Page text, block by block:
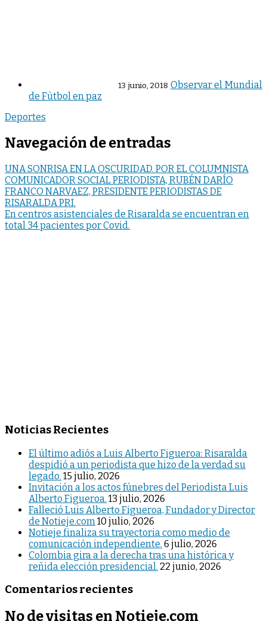
13 junio, 2018 Observar el Mundial
de Fùtbol en paz
Deportes
Navegación de entradas
UNA SONRISA EN LA OSCURIDAD. POR EL COLUMNISTA
COMUNICADOR SOCIAL PERIODISTA, RUBÉN DARÍO
FRANCO NARVAEZ, PRESIDENTE PERIODISTAS DE
RISARALDA PRI.
En centros asistenciales de Risaralda se encuentran en
total 34 pacientes por Covid.
Noticias Recientes
El último adiós a Luis Alberto Figueroa: Risaralda
despidió a un periodista que hizo de la verdad su
legado. 15 julio, 2026
Invitación a los actos fúnebres del Periodista Luis
Alberto Figueroa. 13 julio, 2026
Falleció Luis Alberto Figueroa, Fundador y Director
de Notieje.com 10 julio, 2026
Notieje finaliza su trayectoria como medio de
comunicación independiente. 6 julio, 2026
Colombia gira a la derecha tras una histórica y
reñida elección presidencial. 22 junio, 2026
Comentarios recientes
No de visitas en Notieje.com